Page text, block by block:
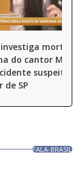
morte de
do cantor
suspeito
de SP
FALA-BRASIL